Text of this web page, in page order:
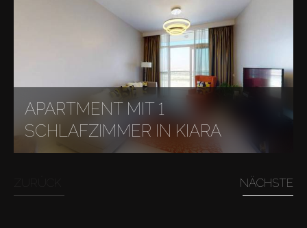
APARTMENT MIT 1
SCHLAFZIMMER IN KIARA
NÄCHSTE